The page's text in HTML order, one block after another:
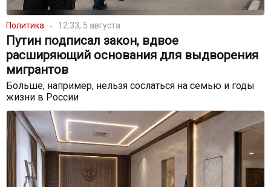
Политика 12:33, 5 августа
Путин подписал закон, вдвое
расширяющий основания для выдворения
мигрантов
Больше, например, нельзя сослаться на семью и годы
жизни в России